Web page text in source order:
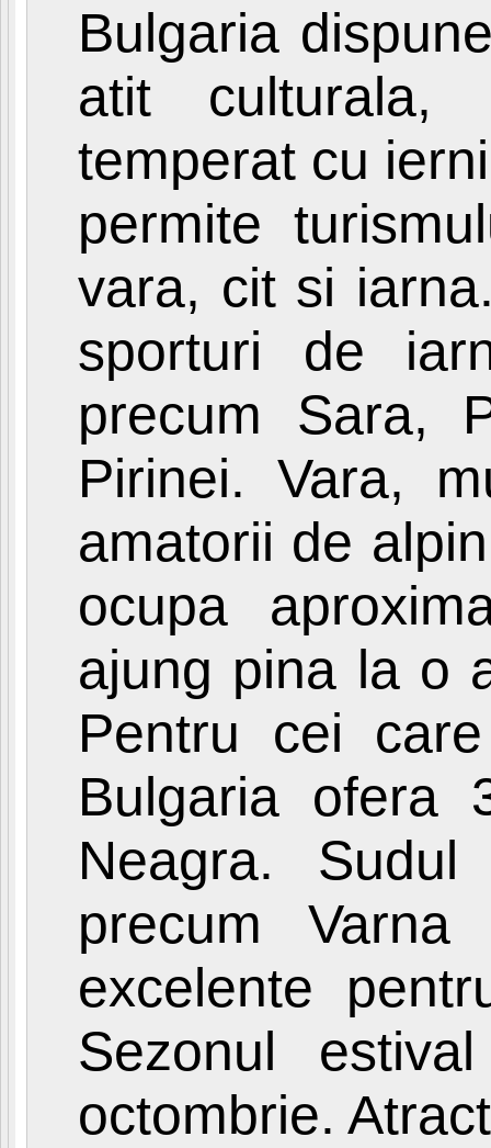
Bulgaria
atit culturala,
temperat cu
permite
vara, cit si
sporturi de
precum Sara,
Pirinei. Vara,
amatorii de
ocupa
ajung pina la o
Pentru cei
Bulgaria ofera
Neagra.
precum
excelente
Sezonul
octombrie.